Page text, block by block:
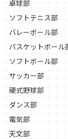
卓球部
ソフトテニス部
バレーボール部
バスケットボール
ソフトボール部
サッカー部
硬式野球部
ダンス部
電気部
天文部